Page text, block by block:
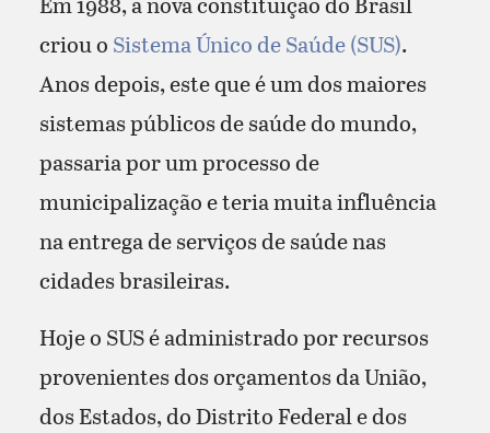
criou o Sistema Único de Saúde (SUS).
Anos depois, este que é um dos maiores
sistemas públicos de saúde do mundo,
passaria por um processo de
municipalização e teria muita influência
na entrega de serviços de saúde nas
cidades brasileiras.
Hoje o SUS é administrado por recursos
provenientes dos orçamentos da União,
dos Estados, do Distrito Federal e dos